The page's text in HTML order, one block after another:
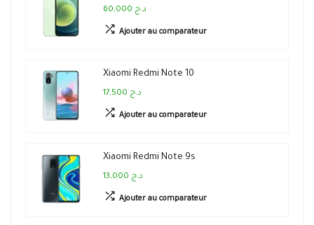
60,000 د.ج
Ajouter au comparateur
Xiaomi Redmi Note 10
17,500 د.ج
Ajouter au comparateur
Xiaomi Redmi Note 9s
13,000 د.ج
Ajouter au comparateur